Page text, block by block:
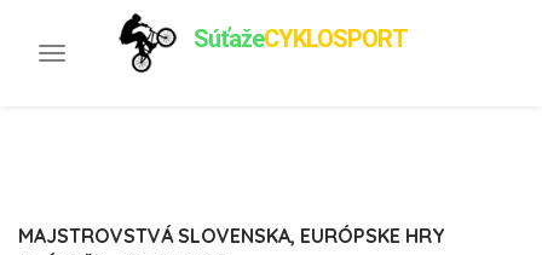
Toggle
SúťažeCYKLOSPORT
MAJSTROVSTVÁ SLOVENSKA, EURÓPSKE HRY